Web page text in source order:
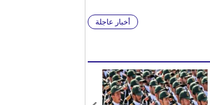
أخبار عاجلة